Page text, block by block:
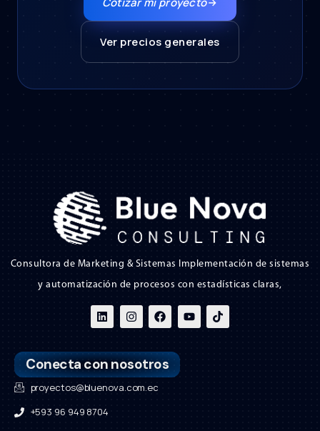
Ver precios generales
Consultora de Marketing & Sistemas Implementación de sistemas
y automatización de procesos con estadísticas claras,
Conecta con nosotros
proyectos@bluenova.com.ec
+593 96 949 8704